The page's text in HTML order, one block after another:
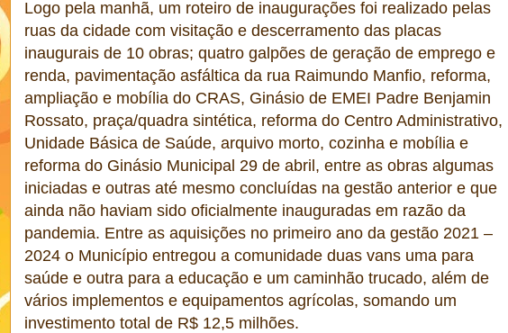
Logo pela manhã, um roteiro de inaugurações foi realizado pelas
ruas da cidade com visitação e descerramento das placas
inaugurais de 10 obras; quatro galpões de geração de emprego e
renda, pavimentação asfáltica da rua Raimundo Manfio, reforma,
ampliação e mobília do CRAS, Ginásio de EMEI Padre Benjamin
Rossato, praça/quadra sintética, reforma do Centro Administrativo,
Unidade Básica de Saúde, arquivo morto, cozinha e mobília e
reforma do Ginásio Municipal 29 de abril, entre as obras algumas
iniciadas e outras até mesmo concluídas na gestão anterior e que
ainda não haviam sido oficialmente inauguradas em razão da
pandemia. Entre as aquisições no primeiro ano da gestão 2021 –
2024 o Município entregou a comunidade duas vans uma para
saúde e outra para a educação e um caminhão trucado, além de
vários implementos e equipamentos agrícolas, somando um
investimento total de R$ 12,5 milhões.